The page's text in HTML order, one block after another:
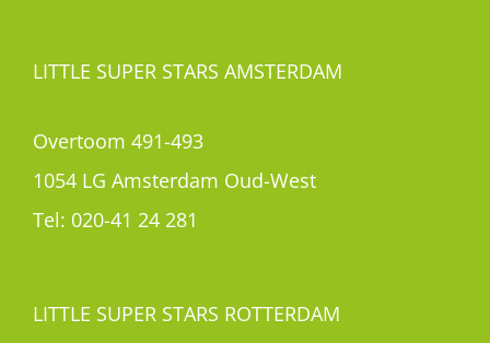
LITTLE SUPER STARS AMSTERDAM
Overtoom 491-493
1054 LG Amsterdam Oud-West
Tel: 020-41 24 281
LITTLE SUPER STARS ROTTERDAM